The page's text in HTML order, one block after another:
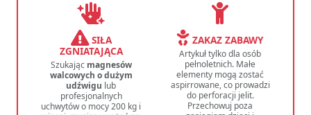
SIŁA
ZGNIATAJĄCA
Szukając magnesów
walcowych o dużym
udźwigu lub
profesjonalnych
uchwytów o mocy 200 kg i
ZAKAZ ZABAWY
Artykuł tylko dla osób
pełnoletnich. Małe
elementy mogą zostać
aspirrowane, co prowadzi
do perforacji jelit.
Przechowuj poza